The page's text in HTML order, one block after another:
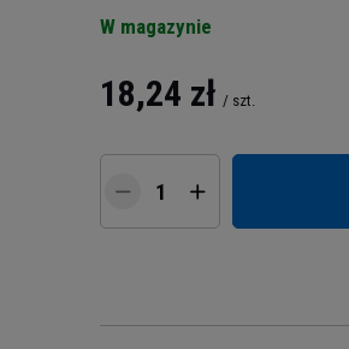
W magazynie
18,24 zł / szt.